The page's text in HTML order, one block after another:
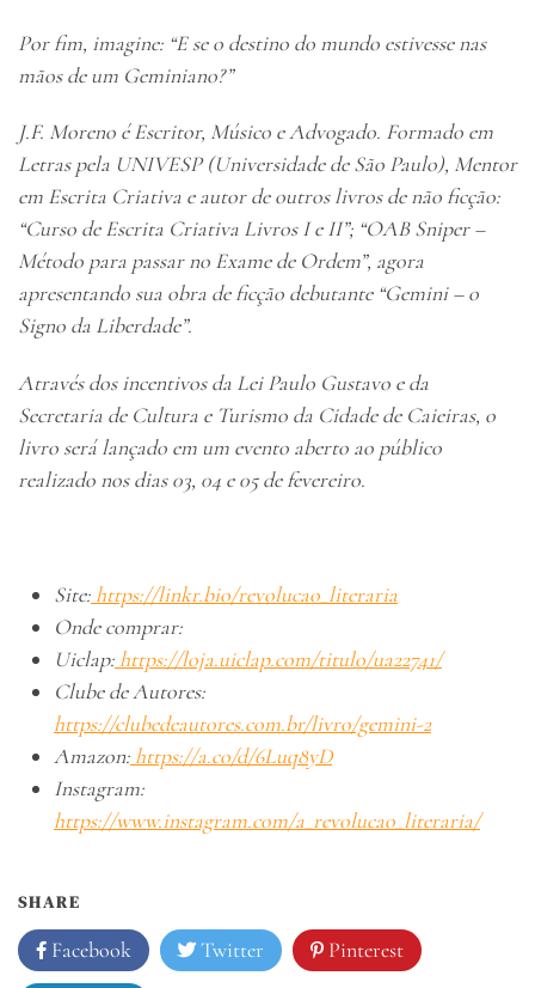
Por fim, imagine: “E se o destino do mundo estivesse nas
mãos de um Geminiano?”
J.F. Moreno é Escritor, Músico e Advogado. Formado em
Letras pela UNIVESP (Universidade de São Paulo), Mentor
em Escrita Criativa e autor de outros livros de não ficção:
“Curso de Escrita Criativa Livros I e II”; “OAB Sniper –
Método para passar no Exame de Ordem”, agora
apresentando sua obra de ficção debutante “Gemini – o
Signo da Liberdade”.
Através dos incentivos da Lei Paulo Gustavo e da
Secretaria de Cultura e Turismo da Cidade de Caieiras, o
livro será lançado em um evento aberto ao público
realizado nos dias 03, 04 e 05 de fevereiro.
Site:https://linkr.bio/revolucao_literaria
Onde comprar:
Uiclap:https://loja.uiclap.com/titulo/ua22741/
Clube de Autores:
https://clubedeautores.com.br/livro/gemini-2
Amazon:https://a.co/d/6Luq8yD
Instagram:
https://www.instagram.com/a_revolucao_literaria/
SHARE
Facebook Twitter Pinterest